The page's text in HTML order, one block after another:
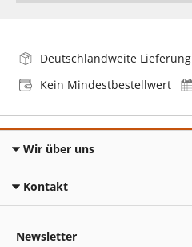
Deutschlandweite Lieferung
Kein Mindestbestellwert
Wir über uns
Kontakt
Newsletter